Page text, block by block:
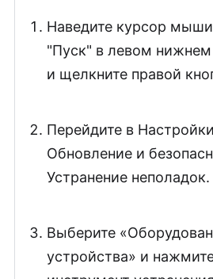
Наведите курсор мыши
"Пуск" в левом нижнем
и щелкните правой
Перейдите в
Обновление и
Устранение неполадок.
Выберите
устройства» и